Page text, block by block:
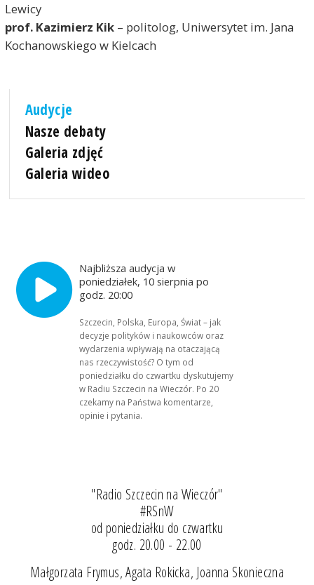
Lewicy
prof. Kazimierz Kik– politolog, Uniwersytet im. Jana
Kochanowskiego w Kielcach
Audycje
Nasze debaty
Galeria zdjęć
Galeria wideo
Najbliższa audycja w
poniedziałek, 10 sierpnia po
godz. 20:00
Szczecin, Polska, Europa, Świat – jak
decyzje polityków i naukowców oraz
wydarzenia wpływają na otaczającą
nas rzeczywistość? O tym od
poniedziałku do czwartku dyskutujemy
w Radiu Szczecin na Wieczór. Po 20
czekamy na Państwa komentarze,
opinie i pytania.
"Radio Szczecin na Wieczór"
#RSnW
od poniedziałku do czwartku
godz. 20.00 - 22.00
Małgorzata Frymus, Agata Rokicka, Joanna Skonieczna